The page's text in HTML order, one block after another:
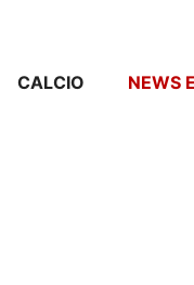
CALCIO NEWS